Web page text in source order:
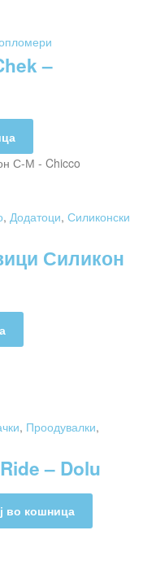
–
, Додатоци, Силиконски
Силикон
, Проодувалки,
– Dolu
во кошница